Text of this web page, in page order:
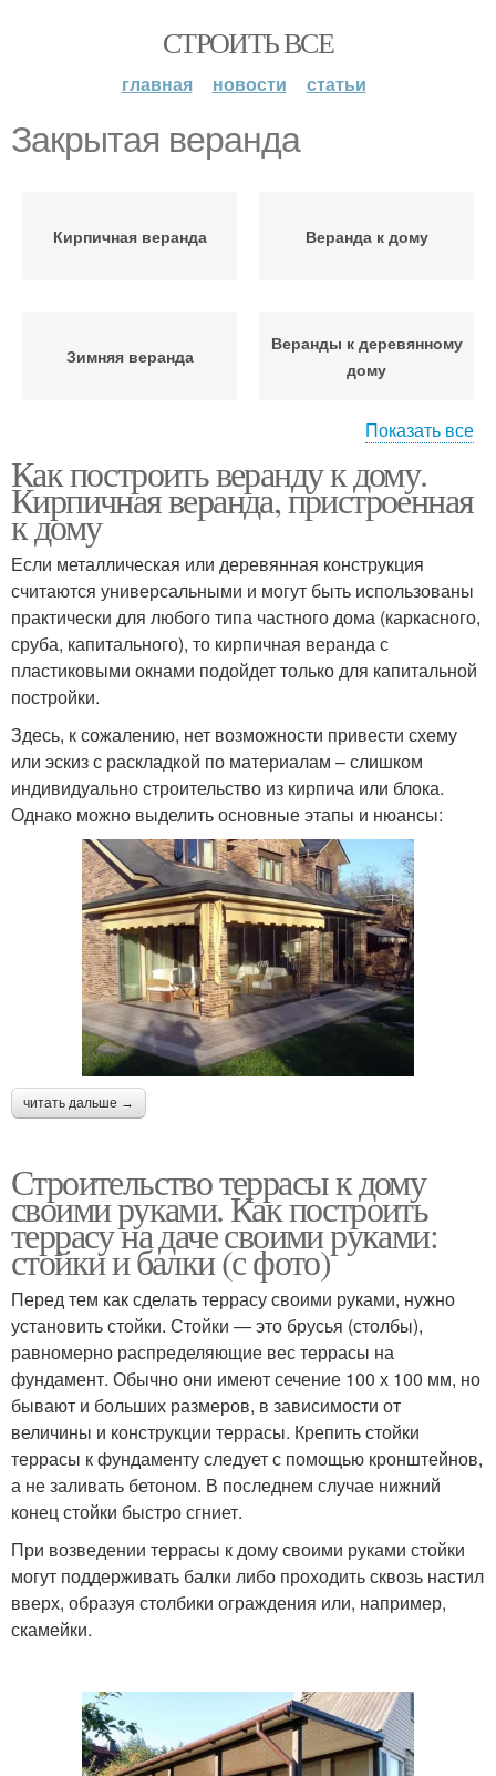
СТРОИТЬ ВСЕ
главная новости статьи
Закрытая веранда
Кирпичная веранда Веранда к дому
Зимняя веранда
Веранды к деревянному
дому
Веранды к дому Деревянная веранда
Веранда из бруса
Показать все
Как построить веранду к дому.
Кирпичная веранда, пристроенная
к дому
Если металлическая или деревянная конструкция
считаются универсальными и могут быть использованы
практически для любого типа частного дома (каркасного,
сруба, капитального), то кирпичная веранда с
пластиковыми окнами подойдет только для капитальной
постройки.
Здесь, к сожалению, нет возможности привести схему
или эскиз с раскладкой по материалам – слишком
индивидуально строительство из кирпича или блока.
Однако можно выделить основные этапы и нюансы:
читать дальше →
Строительство террасы к дому
своими руками. Как построить
террасу на даче своими руками:
стойки и балки (с фото)
Перед тем как сделать террасу своими руками, нужно
установить стойки. Стойки — это брусья (столбы),
равномерно распределяющие вес террасы на
фундамент. Обычно они имеют сечение 100 х 100 мм, но
бывают и больших размеров, в зависимости от
величины и конструкции террасы. Крепить стойки
террасы к фундаменту следует с помощью кронштейнов,
а не заливать бетоном. В последнем случае нижний
конец стойки быстро сгниет.
При возведении террасы к дому своими руками стойки
могут поддерживать балки либо проходить сквозь настил
вверх, образуя столбики ограждения или, например,
скамейки.